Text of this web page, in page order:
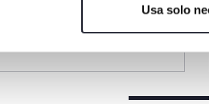
Usa solo
3 Couleurs
maintien au chaud -